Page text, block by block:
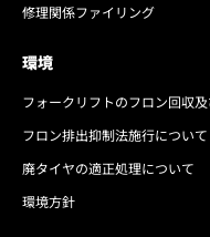
修理関係ファイリング
環境
フォークリフトのフロン回収
フロン排出抑制法施行について
廃タイヤの適正処理について
環境方針